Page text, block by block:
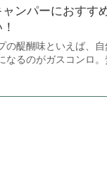
ャンパーにおす
の醍醐味といえば、
なるのがガスコンロ